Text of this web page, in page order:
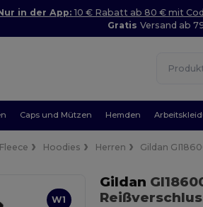
in der App: 10 € Rabatt ab 80 € mit
GratisVersand ab
Caps und Mützen Hemden
Hoodies Herren Gildan
W1
Gildan